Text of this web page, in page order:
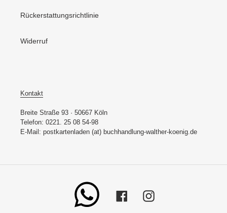
Rückerstattungsrichtlinie
Widerruf
Kontakt
Breite Straße 93 · 50667 Köln
Telefon: 0221. 25 08 54-98
E-Mail: postkartenladen (at) buchhandlung-walther-koenig.de
FacebookInstagram